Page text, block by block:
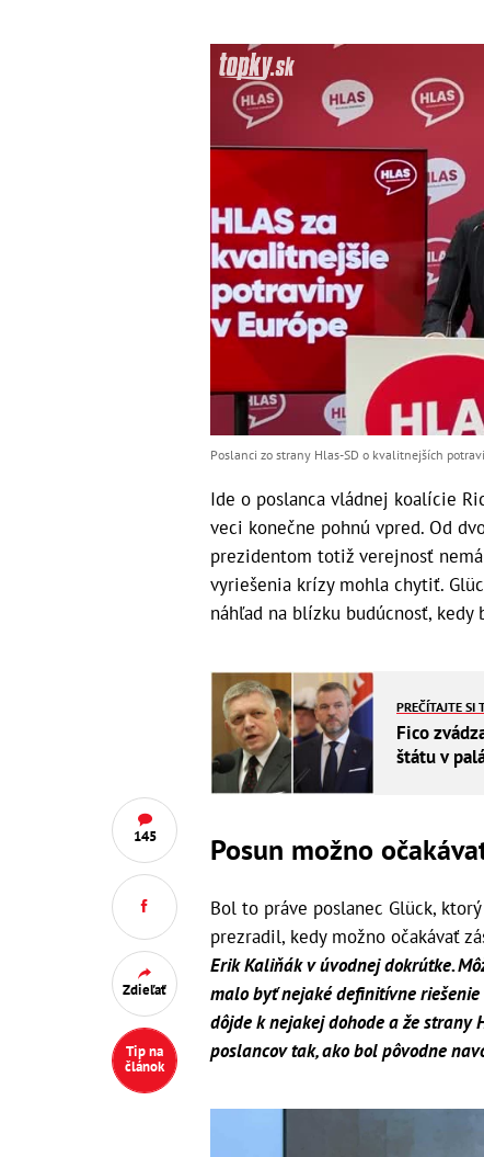
145
Zdieľať
Tip na
článok
Poslanci zo strany Hlas-SD o kvalitnejších
Ide o poslanca vládnej koalície
veci konečne pohnú vpred. Od
prezidentom totiž verejnosť
vyriešenia krízy mohla chytiť.
náhľad na blízku budúcnosť, kedy
PREČÍTAJTE SI
Fico
štátu v
Posun možno
Bol to práve poslanec Glück,
prezradil, kedy možno očakávať
Erik Kaliňák v úvodnej dokrútke.
malo byť nejaké definitívne riešenie
dôjde k nejakej dohode a že strany
poslancov tak, ako bol pôvodne